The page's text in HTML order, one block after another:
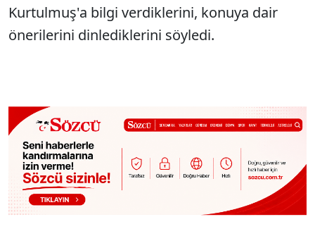
Kurtulmuş'a bilgi verdiklerini, konuya dair
önerilerini dinlediklerini söyledi.